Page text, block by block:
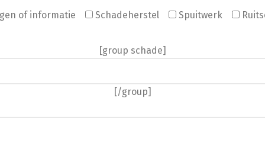
of informatie Schadeherstel Spuitwerk
[group schade]
[/group]